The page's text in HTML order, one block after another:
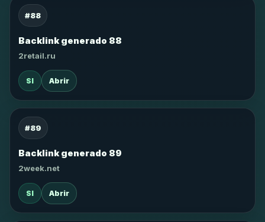
#88
Backlink generado 88
2retail.ru
SI Abrir
#89
Backlink generado 89
2week.net
SI Abrir